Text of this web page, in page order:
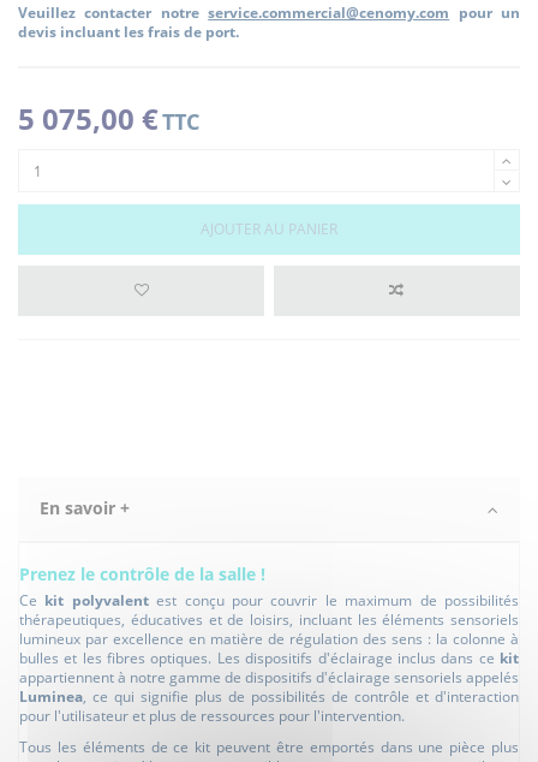
Veuillez contacter notreservice.commercial@cenomy.com pour un
devis incluant les frais de port.
5 075,00 €TTC
AJOUTER AU PANIER
En savoir +
Prenez le contrôle de la salle !
Ce kit polyvalentest conçu pour couvrir le maximum de possibilités
thérapeutiques, éducatives et de loisirs, incluant les éléments sensoriels
lumineux par excellence en matière de régulation des sens : la colonne à
bulles et les fibres optiques. Les dispositifs d'éclairage inclus dans ce kit
appartiennent à notre gamme de dispositifs d'éclairage sensoriels appelés
Luminea, ce qui signifie plus de possibilités de contrôle et d'interaction
pour l'utilisateur et plus de ressources pour l'intervention.
Tous les éléments de ce kit peuvent être emportés dans une pièce plus